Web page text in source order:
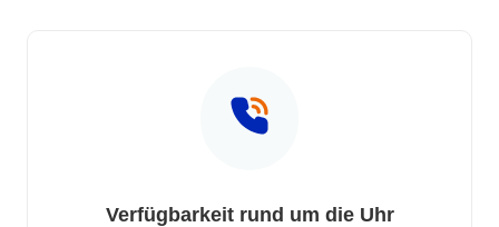
Verfügbarkeit rund um die Uhr